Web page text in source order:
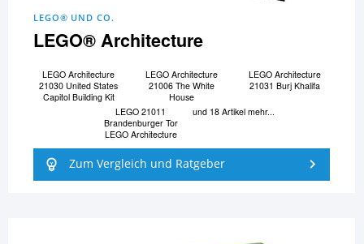
LEGO® UND CO.
LEGO® Architecture
LEGO Architecture
21030 United States
Capitol Building Kit
LEGO Architecture
21006 The White
House
LEGO Architecture
21031 Burj Khalifa
LEGO 21011
Brandenburger Tor
LEGO Architecture
und 18 Artikel mehr...
Zum Vergleich und Ratgeber